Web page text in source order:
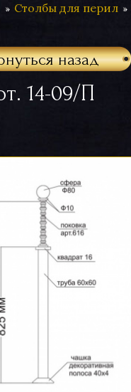
Столбы для перил
назад
14-09/П